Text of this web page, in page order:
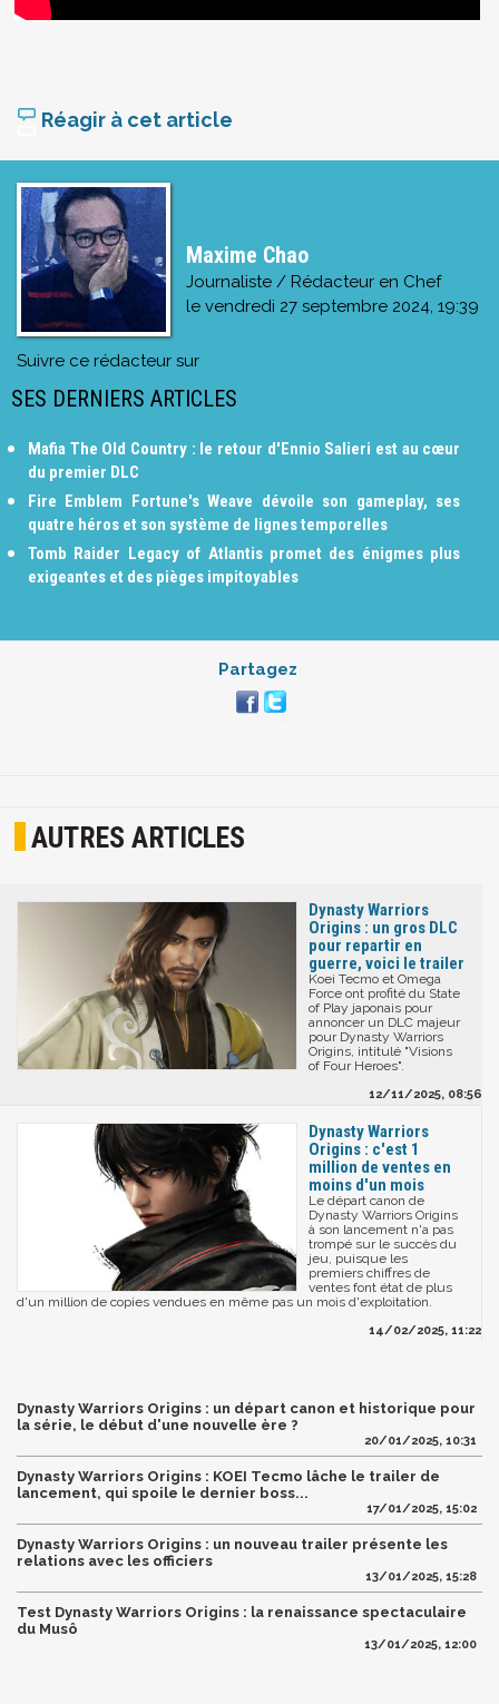
Réagir à cet article
Maxime Chao
Journaliste / Rédacteur en Chef
le vendredi 27 septembre 2024, 19:39
Suivre ce rédacteur sur
SES DERNIERS ARTICLES
Mafia The Old Country : le retour d'Ennio Salieri est au cœur
du premier DLC
Fire Emblem Fortune's Weave dévoile son gameplay, ses
quatre héros et son système de lignes temporelles
Tomb Raider Legacy of Atlantis promet des énigmes plus
exigeantes et des pièges impitoyables
Partagez
AUTRES ARTICLES
Dynasty Warriors
Origins : un gros DLC
pour repartir en
guerre, voici le trailer
Koei Tecmo et Omega
Force ont profité du State
of Play japonais pour
annoncer un DLC majeur
pour Dynasty Warriors
Origins, intitulé "Visions
of Four Heroes".
12/11/2025, 08:56
Dynasty Warriors
Origins : c'est 1
million de ventes en
moins d'un mois
Le départ canon de
Dynasty Warriors Origins
à son lancement n'a pas
trompé sur le succès du
jeu, puisque les
premiers chiffres de
ventes font état de plus
d'un million de copies vendues en même pas un mois d'exploitation.
14/02/2025, 11:22
Dynasty Warriors Origins : un départ canon et historique pour
la série, le début d'une nouvelle ère ?
20/01/2025, 10:31
Dynasty Warriors Origins : KOEI Tecmo lâche le trailer de
lancement, qui spoile le dernier boss...
17/01/2025, 15:02
Dynasty Warriors Origins : un nouveau trailer présente les
relations avec les officiers
13/01/2025, 15:28
Test Dynasty Warriors Origins : la renaissance spectaculaire
du Musô
13/01/2025, 12:00